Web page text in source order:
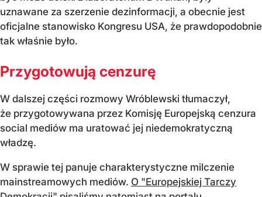
uznawane za szerzenie dezinformacji, a obecnie jest
oficjalne stanowisko Kongresu USA, że prawdopodobnie
tak właśnie było.
Przygotowują cenzurę
W dalszej części rozmowy Wróblewski tłumaczył,
że przygotowywana przez Komisję Europejską cenzura
social mediów ma uratować jej niedemokratyczną
władzę.
W sprawie tej panuje charakterystyczne milczenie
mainstreamowych mediów. O "Europejskiej Tarczy